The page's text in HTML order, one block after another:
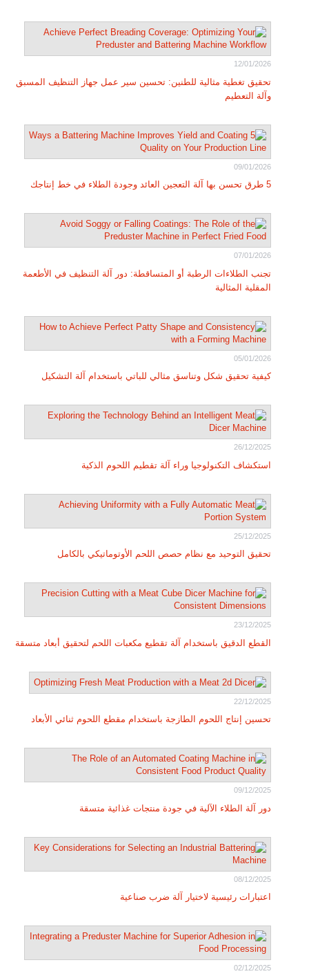
12/01/2026
تحقيق تغطية مثالية للطنين: تحسين سير عمل جهاز التنظيف المسبق
وآلة التعطيم
09/01/2026
5 طرق تحسن بها آلة التعجين العائد وجودة الطلاء في خط إنتاجك
07/01/2026
تجنب الطلاءات الرطبة أو المتساقطة: دور آلة التنظيف في الأطعمة
المقلية المثالية
05/01/2026
كيفية تحقيق شكل وتناسق مثالي للباتي باستخدام آلة التشكيل
26/12/2025
استكشاف التكنولوجيا وراء آلة تقطيم اللحوم الذكية
25/12/2025
تحقيق التوحيد مع نظام حصص اللحم الأوتوماتيكي بالكامل
23/12/2025
القطع الدقيق باستخدام آلة تقطيع مكعبات اللحم لتحقيق أبعاد متسقة
22/12/2025
تحسين إنتاج اللحوم الطازجة باستخدام مقطع اللحوم ثنائي الأبعاد
09/12/2025
دور آلة الطلاء الآلية في جودة منتجات غذائية متسقة
08/12/2025
اعتبارات رئيسية لاختيار آلة ضرب صناعية
02/12/2025